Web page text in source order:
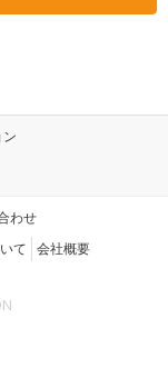
わせ
て 会社概要